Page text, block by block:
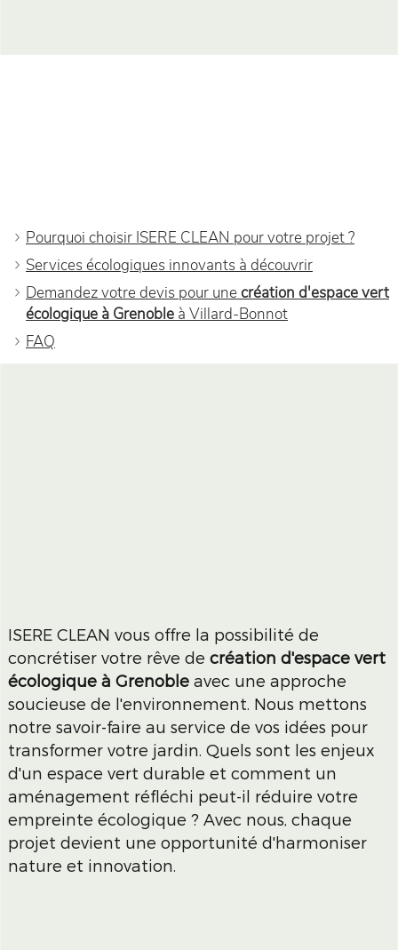
Pourquoi choisir ISERE CLEAN pour votre projet ?
Services écologiques innovants à découvrir
Demandez votre devis pour unecréation d'espace vert
écologique à Grenoble à Villard-Bonnot
FAQ
ISERE CLEAN vous offre la possibilité de
concrétiser votre rêve de création d'espace vert
écologique à Grenobleavec une approche
soucieuse de l'environnement. Nous mettons
notre savoir-faire au service de vos idées pour
transformer votre jardin. Quels sont les enjeux
d'un espace vert durable et comment un
aménagement réfléchi peut-il réduire votre
empreinte écologique ? Avec nous, chaque
projet devient une opportunité d'harmoniser
nature et innovation.